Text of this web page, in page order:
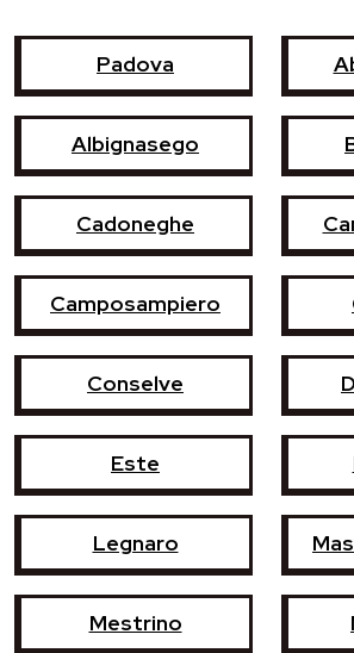
Padova
Albignasego
Cadoneghe
Camposampiero
Conselve
Este
Legnaro
Mestrino